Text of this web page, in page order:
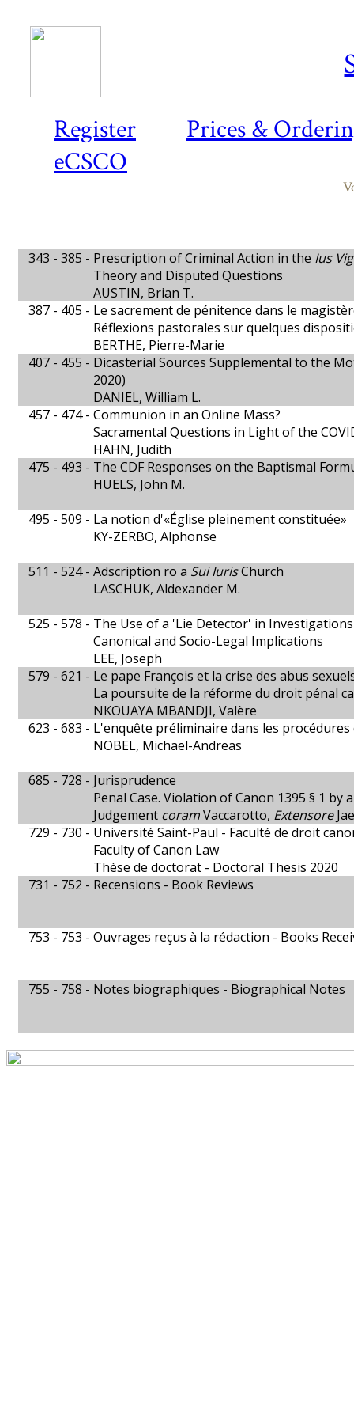
Register
Prices &
eCSCO
343 - 385 - Prescription of Criminal Action in the Ius
Theory and Disputed Questions
AUSTIN, Brian T.
387 - 405 - Le sacrement de pénitence dans le
Réflexions pastorales sur quelques
BERTHE, Pierre-Marie
407 - 455 - Dicasterial Sources Supplemental to the
2020)
DANIEL, William L.
457 - 474 - Communion in an Online Mass?
Sacramental Questions in Light of the
HAHN, Judith
475 - 493 - The CDF Responses on the Baptismal
HUELS, John M.
495 - 509 - La notion d'«Église pleinement constituée»
KY-ZERBO, Alphonse
511 - 524 - Adscription ro a Sui IurisChurch
LASCHUK, Aldexander M.
525 - 578 - The Use of a 'Lie Detector' in
Canonical and Socio-Legal Implications
LEE, Joseph
579 - 621 - Le pape François et la crise des abus
La poursuite de la réforme du droit pénal
NKOUAYA MBANDJI, Valère
623 - 683 - L'enquête préliminaire dans les
NOBEL, Michael-Andreas
685 - 728 - Jurisprudence
Penal Case. Violation of Canon 1395 § 1 by
Judgement coramVaccarotto, Extensore
729 - 730 - Université Saint-Paul - Faculté de droit
Faculty of Canon Law
Thèse de doctorat - Doctoral Thesis 2020
731 - 752 - Recensions - Book Reviews
753 - 753 - Ouvrages reçus à la rédaction - Books
755 - 758 - Notes biographiques - Biographical Notes